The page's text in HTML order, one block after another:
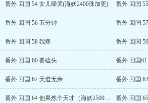
番外 回国 54 女儿啼哭(海妖2400珠加更) 番外 回国
番外 回国 56 五分钟 番外 回国
番外 回国 58 我疼 番外 回国
番外 回国 60 要磕头 番外 回国
番外 回国 62 天道无亲 番外 回国
番外 回国 64 他果然个天才（海妖2500加更） 番外 回国